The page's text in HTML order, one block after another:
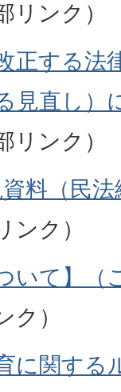
リンク）
正する法
見直し）
リンク）
料（民
ンク）
いて】
ク）
に関する